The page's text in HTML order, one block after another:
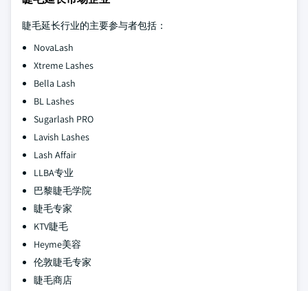
睫毛延长行业的主要参与者包括：
NovaLash
Xtreme Lashes
Bella Lash
BL Lashes
Sugarlash PRO
Lavish Lashes
Lash Affair
LLBA专业
巴黎睫毛学院
睫毛专家
KTV睫毛
Heyme美容
伦敦睫毛专家
睫毛商店